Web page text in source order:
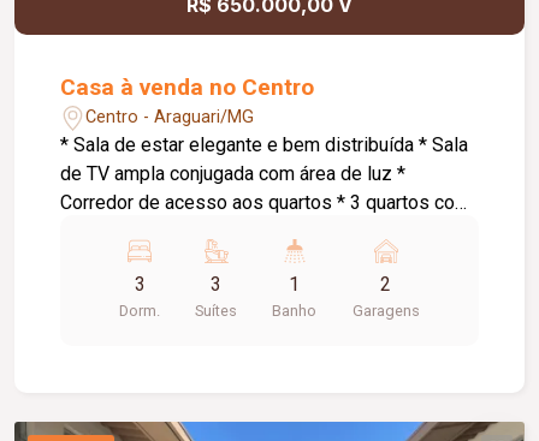
R$ 650.000,00 V
Casa à venda no Centro
Centro - Araguari/MG
* Sala de estar elegante e bem distribuída * Sala
de TV ampla conjugada com área de luz *
Corredor de acesso aos quartos * 3 quartos com
planejados e banheira de hidromassagem * 1
suíte com armários planejados * Cozinha
conjugada com área gourmet ampla *
pequenos * Portão eletrônico * 2 interfones para
3
Dorm.
3
Suítes
1
Banho
2
Garagens